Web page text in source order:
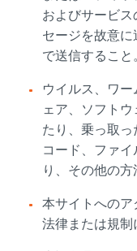
およびサービ
セージを故意
で送信すること
ウイルス、ワ
ェア、ソフト
たり、乗っ取
コード、ファ
り、その他の方
本サイトへのア
法律または規制